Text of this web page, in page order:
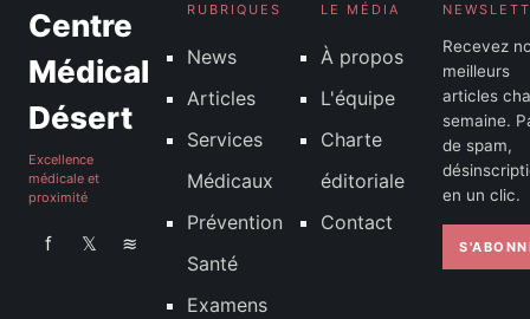
Centre
Médical
Désert
Excellence
médicale et
proximité
f 𝕏 ≋
RUBRIQUES
News
Articles
Services
Médicaux
Prévention
Santé
Examens
LE MÉDIA
À propos
L'équipe
Charte
éditoriale
Contact
Recevez
meilleurs
articles
semaine.
de spam,
en un clic.